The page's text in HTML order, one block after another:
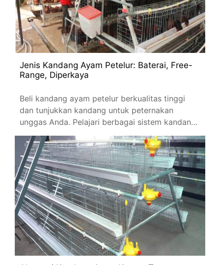
Jenis Kandang Ayam Petelur: Baterai, Free-
Range, Diperkaya
Beli kandang ayam petelur berkualitas tinggi
dan tunjukkan kandang untuk peternakan
unggas Anda. Pelajari berbagai sistem kandang
dan tips pemeliharaan.